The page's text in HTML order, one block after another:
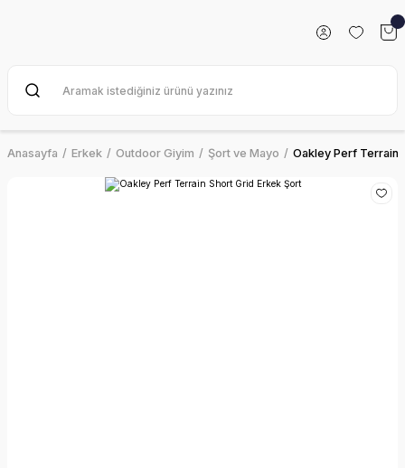
Anasayfa Erkek Outdoor Giyim Şort ve Mayo Oakley Perf Terrain